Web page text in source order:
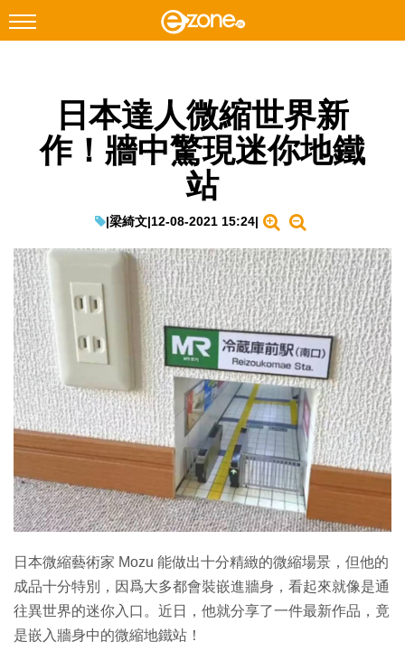
Facebook Instagram
科技焦點
教學評測
EduTech
IT Times
生成式AI與雲端應用
Enterprise Digital Transformation
特集
日本達人微縮世界新
作！牆中驚現迷你地鐵
站
|梁綺文|12-08-2021 15:24|
日本微縮藝術家 Mozu 能做出十分精緻的微縮場景，但他的
成品十分特別，因爲大多都會裝嵌進牆身，看起來就像是通
往異世界的迷你入口。近日，他就分享了一件最新作品，竟
是嵌入牆身中的微縮地鐵站！